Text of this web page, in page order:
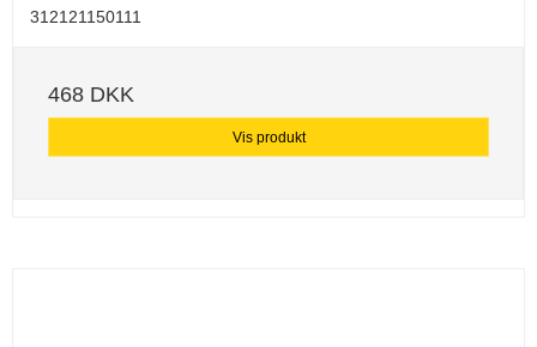
312121150111
468 DKK
Vis produkt